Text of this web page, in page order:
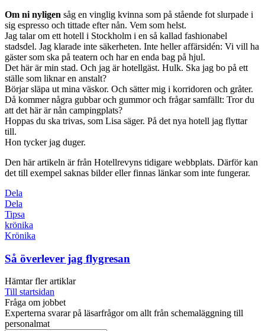
Om ni nyligen såg en vinglig kvinna som på stående fot slurpade i
sig espresso och tittade efter nån. Vem som helst.
Jag talar om ett hotell i Stockholm i en så kallad fashionabel
stadsdel. Jag klarade inte säkerheten. Inte heller affärsidén: Vi vill ha
gäster som ska på teatern och har en enda bag på hjul.
Det här är min stad. Och jag är hotellgäst. Hulk. Ska jag bo på ett
ställe som liknar en anstalt?
Börjar släpa ut mina väskor. Och sätter mig i korridoren och gråter.
Då kommer några gubbar och gummor och frågar samfällt: Tror du
att det här är nån campingplats?
Hoppas du ska trivas, som Lisa säger. På det nya hotell jag flyttar
till.
Hon tycker jag duger.
Den här artikeln är från Hotellrevyns tidigare webbplats. Därför kan
det till exempel saknas bilder eller finnas länkar som inte fungerar.
Dela
Dela
Tipsa
krönika
Krönika
Så överlever jag flygresan
Hämtar fler artiklar
Till startsidan
Fråga om jobbet
Experterna svarar på läsarfrågor om allt från schemaläggning till
personalmat